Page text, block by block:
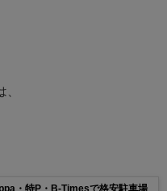
・特P・B-Timesで格安駐車場